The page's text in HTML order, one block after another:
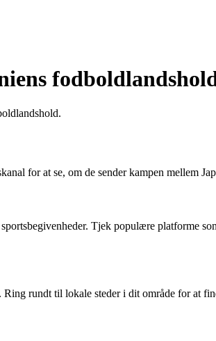
for at se, om de sender kampen mellem
Tjek populære platforme
rundt til lokale steder i dit område for at